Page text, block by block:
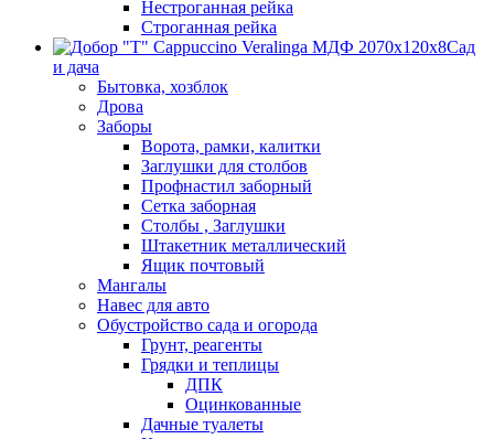
Нестроганная рейка
Строганная рейка
Сад
и дача
Бытовка, хозблок
Дрова
Заборы
Ворота, рамки, калитки
Заглушки для столбов
Профнастил заборный
Сетка заборная
Столбы , Заглушки
Штакетник металлический
Ящик почтовый
Мангалы
Навес для авто
Обустройство сада и огорода
Грунт, реагенты
Грядки и теплицы
ДПК
Оцинкованные
Дачные туалеты